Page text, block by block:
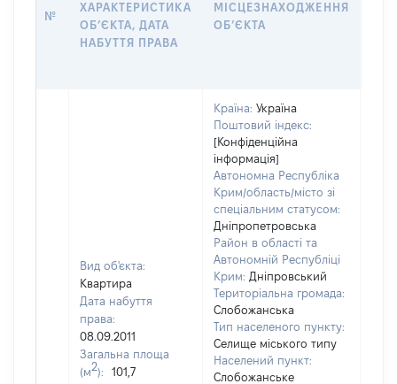
№
ХАРАКТЕРИСТИКА
ОБʼЄКТА, ДАТА
НАБУТТЯ ПРАВА
МІСЦЕЗНАХОДЖЕННЯ
ОБʼЄКТА
Вид об'єкта:
Квартира
Дата набуття
права:
08.09.2011
Загальна площа
(м2):
101,7
Країна: Україна
Поштовий індекс:
[Конфіденційна
інформація]
Автономна Республіка
Крим/область/місто зі
спеціальним статусом:
Дніпропетровська
Район в області та
Автономній Республіці
Крим: Дніпровський
Територіальна громада:
Слобожанська
Тип населеного пункту:
Селище міського типу
Населений пункт:
Слобожанське